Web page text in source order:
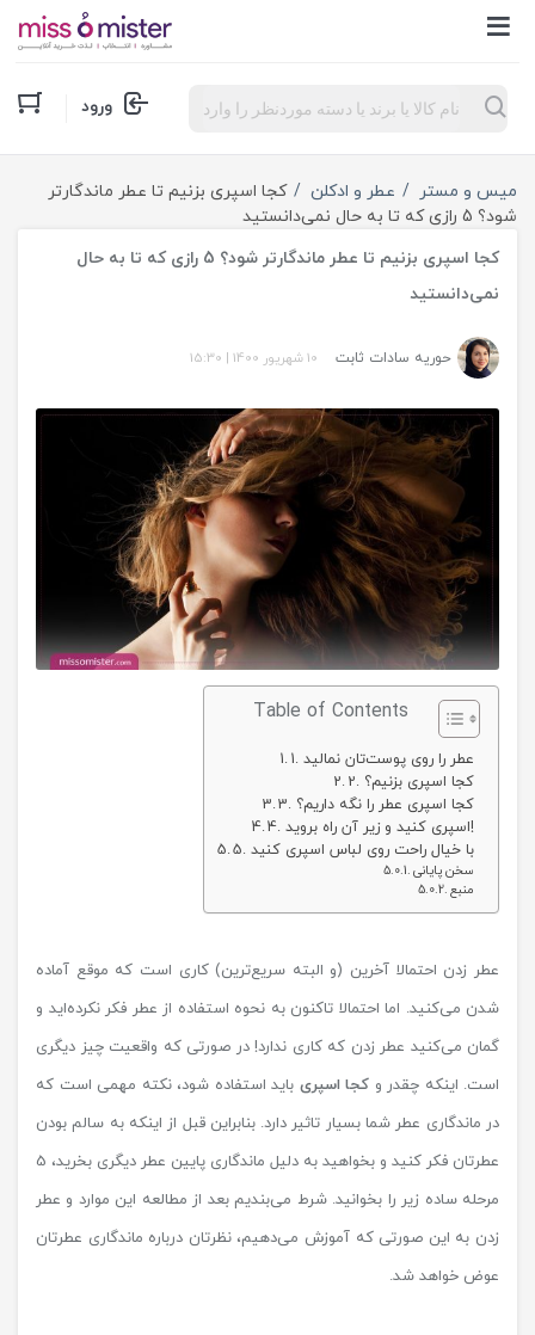
Products
search ورود
میس و مستر عطر و ادکلن
کجا اسپری بزنیم تا عطر ماندگارتر
شود؟ 5 رازی که تا به حال نمی‌دانستید
کجا اسپری بزنیم تا عطر ماندگارتر شود؟ 5 رازی که تا به حال
نمی‌دانستید
حوریه سادات ثابت 10 شهریور 1400 |
15:30
Table of Contents
1. عطر را روی پوست‌تان نمالید
2. کجا اسپری بزنیم؟
3. کجا اسپری عطر را نگه داریم؟
4. اسپری کنید و زیر آن راه بروید!
5. با خیال راحت روی لباس اسپری کنید
سخن پایانی
منبع
عطر زدن احتمالا آخرین (و البته سریع‌ترین) کاری است که موقع آماده
شدن می‌کنید. اما احتمالا تاکنون به نحوه استفاده از عطر فکر نکرده‌اید و
گمان می‌کنید عطر زدن که کاری ندارد! در صورتی که واقعیت چیز دیگری
است. اینکه چقدر و کجا اسپری باید استفاده شود، نکته مهمی است که
در ماندگاری عطر شما بسیار تاثیر دارد. بنابراین قبل از اینکه به سالم بودن
عطرتان فکر کنید و بخواهید به دلیل ماندگاری پایین عطر دیگری بخرید، 5
مرحله ساده زیر را بخوانید. شرط می‌بندیم بعد از مطالعه این موارد و عطر
زدن به این صورتی که آموزش می‌دهیم، نظرتان درباره ماندگاری عطرتان
عوض خواهد شد.